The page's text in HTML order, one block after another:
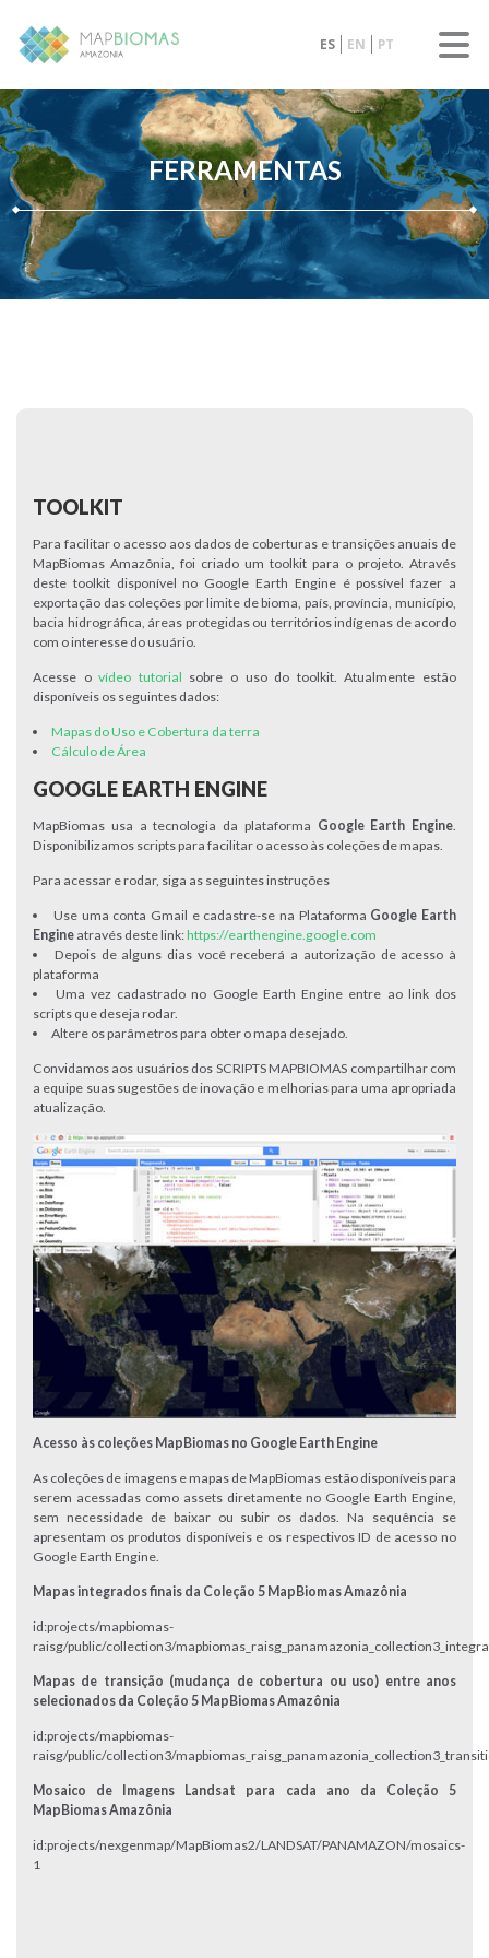
ES EN PT
FERRAMENTAS
TOOLKIT
Para facilitar o acesso aos dados de coberturas e transições anuais de
MapBiomas Amazônia, foi criado um toolkit para o projeto. Através
deste toolkit disponível no Google Earth Engine é possível fazer a
exportação das coleções por limite de bioma, país, província, município,
bacia hidrográfica, áreas protegidas ou territórios indígenas de acordo
com o interesse do usuário.
Acesse ovídeo tutorial sobre o uso do toolkit. Atualmente estão
disponíveis os seguintes dados:
Mapas do Uso e Cobertura da terra
Cálculo de Área
GOOGLE EARTH ENGINE
MapBiomas usa a tecnologia da plataforma Google Earth Engine.
Disponibilizamos scripts para facilitar o acesso às coleções de mapas.
Para acessar e rodar, siga as seguintes instruções
Use uma conta Gmail e cadastre-se na Plataforma Google Earth
Engine através deste link:https://earthengine.google.com
Depois de alguns dias você receberá a autorização de acesso à
plataforma
Uma vez cadastrado no Google Earth Engine entre ao link dos
scripts que deseja rodar.
Altere os parâmetros para obter o mapa desejado.
Convidamos aos usuários dos SCRIPTS MAPBIOMAS compartilhar com
a equipe suas sugestões de inovação e melhorias para uma apropriada
atualização.
Acesso às coleções MapBiomas no Google Earth Engine
As coleções de imagens e mapas de MapBiomas estão disponíveis para
serem acessadas como assets diretamente no Google Earth Engine,
sem necessidade de baixar ou subir os dados. Na sequência se
apresentam os produtos disponíveis e os respectivos ID de acesso no
Google Earth Engine.
Mapas integrados finais da Coleção 5 MapBiomas Amazônia
id:projects/mapbiomas-
raisg/public/collection3/
Mapas de transição (mudança de cobertura ou uso) entre anos
selecionados da Coleção 5 MapBiomas Amazônia
id:projects/mapbiomas-
raisg/public/collection3/
Mosaico de Imagens Landsat para cada ano da Coleção 5
MapBiomas Amazônia
id:projects/nexgenmap/MapBiomas2/LANDSAT/PANAMAZON/mosaics-
1